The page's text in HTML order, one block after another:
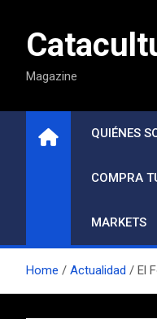
contenido
Magazine
QUIÉNES
COMPRA
MARKETS
Home Actualidad El